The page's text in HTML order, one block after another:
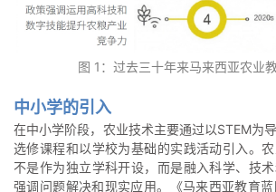
图 1：过去三十年来马来西亚农业
中小学的引入
在中小学阶段，农业技术主要通过以STEM为
选修课程和以学校为基础的实践活动引入。
不是作为独立学科开设，而是融入科学、技术
强调问题解决和现实应用。《马来西亚教育